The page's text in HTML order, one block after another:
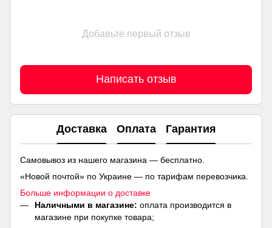
Добавьте первый отзыв
Написать отзыв
Доставка Оплата Гарантия
Самовывоз из нашего магазина — бесплатно.
«Новой почтой» по Украине — по тарифам перевозчика.
Больше информации о доставке
Наличными в магазине: оплата производится в
магазине при покупке товара;